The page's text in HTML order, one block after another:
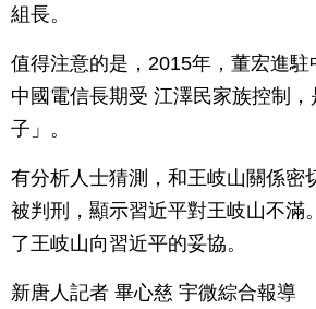
組長。
值得注意的是，2015年，董宏進駐
中國電信長期受 江澤民家族控制
子」。
有分析人士猜測，和王岐山關係密
被判刑，顯示習近平對王岐山不滿
了王岐山向習近平的妥協。
新唐人記者 畢心慈 宇微綜合報導